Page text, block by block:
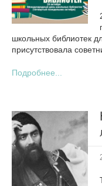
школьных библиотек
присутствовала
Подробнее...